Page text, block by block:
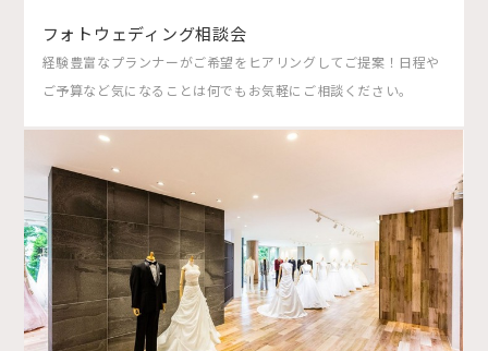
フォトウェディング相談会
経験豊富なプランナーがご希望をヒアリングしてご提案！日程や
ご予算など気になることは何でもお気軽にご相談ください。